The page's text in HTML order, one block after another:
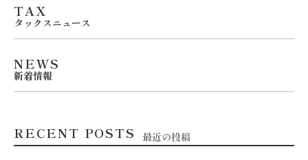
TAX
タックスニュース
NEWS
新着情報
RECENT POSTS 最近の投稿